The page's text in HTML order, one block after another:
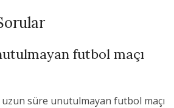
futbol maçı
uzun süre unutulmayan futbol maçı